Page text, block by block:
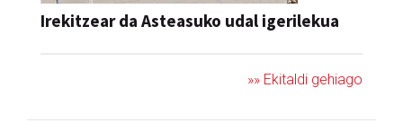
Irekitzear da Asteasuko udal igerilekua
»» Ekitaldi gehiago